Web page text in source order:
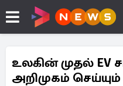
உலகின் முதல் EV
அறிமுகம்